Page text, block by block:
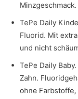
Minzgeschmack.
TePe Daily
Fluorid. Mit
und nicht
TePe Daily
Zahn.
ohne